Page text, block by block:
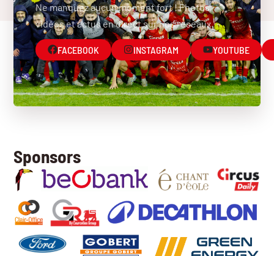
Ne manquez aucun moment fort ! Photos,
vidéos et actus en direct sur nos réseaux.
FACEBOOK INSTAGRAM YOUTUBE
Sponsors